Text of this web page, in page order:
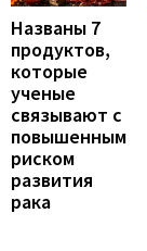
Названы 7
продуктов,
которые
ученые
связывают с
повышенным
риском
развития
рака